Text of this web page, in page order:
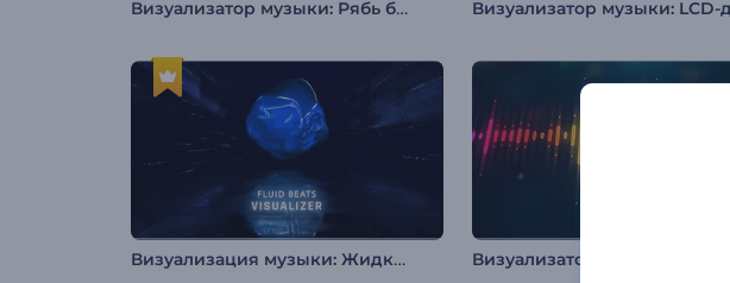
Визуализатор музыки: Рябь битов
Визуализация музыки: Жидкий бит Визуализатор музыки: Радуга